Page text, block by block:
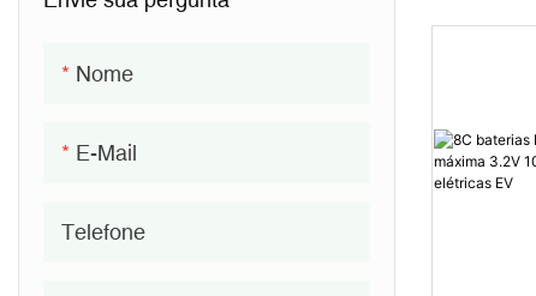
Nome
E-Mail
Telefone